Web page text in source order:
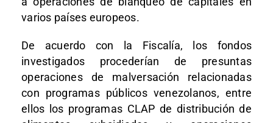
varios países europeos.
De acuerdo con la Fiscalía, los fondos
investigados procederían de presuntas
operaciones de malversación relacionadas
con programas públicos venezolanos, entre
ellos los programas CLAP de distribución de